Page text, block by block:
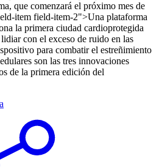
que comenzará el próximo mes de
item field-item-2">Una plataforma
la primera ciudad cardioprotegida
con el exceso de ruido en las
para combatir el estreñimiento
son las tres innovaciones
de la primera edición del